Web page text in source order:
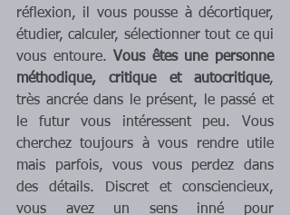
réflexion, il vous pousse à décortiquer,
étudier, calculer, sélectionner tout ce qui
vous entoure. Vous êtes une personne
méthodique, critique et autocritique,
très ancrée dans le présent, le passé et
le futur vous intéressent peu. Vous
cherchez toujours à vous rendre utile
mais parfois, vous vous perdez dans
des détails. Discret et consciencieux,
vous avez un sens inné pour